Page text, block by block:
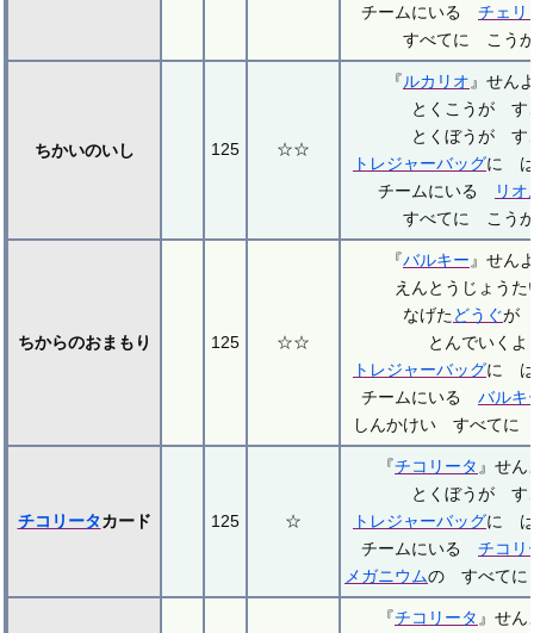
チームにいる チェリ
すべてに こう
ちかいのいし 125 ☆☆
『ルカリオ 』せん
とくこうが す
とくぼうが す
トレジャーバッグに は
チームにいる
リオ
すべてに こう
ちからのおまもり 125 ☆☆
『バルキー 』せん
えんとうじょう
なげたどうぐが
とんでいくよ
トレジャーバッグに は
チームにいる バルキ
しんかけい すべてに
チコリータカード 125 ☆
『チコリータ 』せ
とくぼうが す
トレジャーバッグに は
チームにいる チコリ
メガニウムの すべてに
『チコリータ 』せ